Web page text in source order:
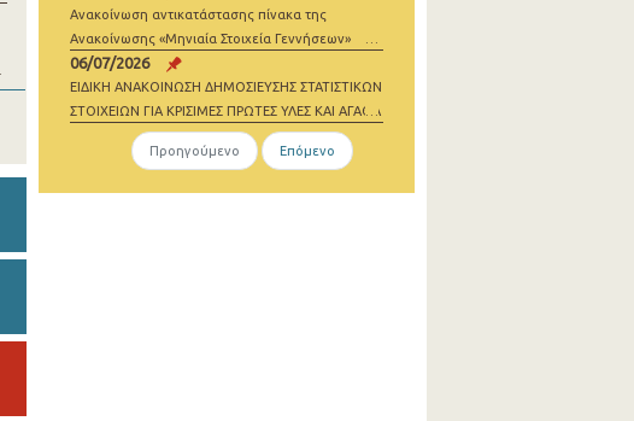
Ανακοίνωση αντικατάστασης πίνακα της
Ανακοίνωσης «Μηνιαία Στοιχεία Γεννήσεων»
06/07/2026
ΕΙΔΙΚΗ ΑΝΑΚΟΙΝΩΣΗ ΔΗΜΟΣΙΕΥΣΗΣ ΣΤΑΤΙΣΤΙΚΩΝ
ΣΤΟΙΧΕΙΩΝ ΓΙΑ ΚΡΙΣΙΜΕΣ ΠΡΩΤΕΣ ΥΛΕΣ ΚΑΙ ΑΓΑΘΑ
ΜΗΔΕΝΙΚΩΝ ΕΚΠΟΜΠΩΝ 2021-2023
Προηγούμενο
Επόμενο